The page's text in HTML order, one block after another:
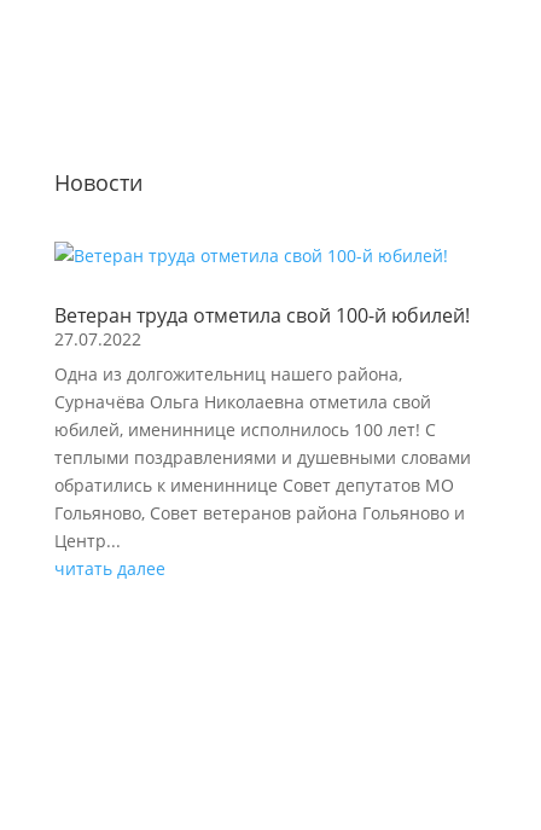
Новости
Ветеран труда отметила свой 100-й юбилей!
27.07.2022
Одна из долгожительниц нашего района,
Сурначёва Ольга Николаевна отметила свой
юбилей, имениннице исполнилось 100 лет! С
теплыми поздравлениями и душевными словами
обратились к имениннице Совет депутатов МО
Гольяново, Совет ветеранов района Гольяново и
Центр...
читать далее